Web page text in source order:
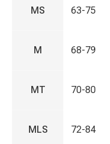
MS 63-75
M 68-79
MT 70-80
MLS 72-84